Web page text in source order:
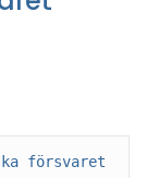
försvaret